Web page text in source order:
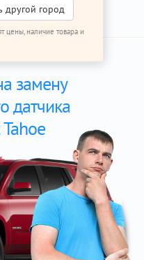
другой город
цены, наличие товара и
Лямбда-зонд
замену
датчика